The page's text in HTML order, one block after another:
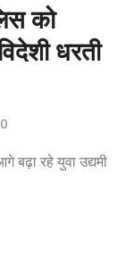
को
धरती
0
बढ़ा रहे युवा उद्यमी